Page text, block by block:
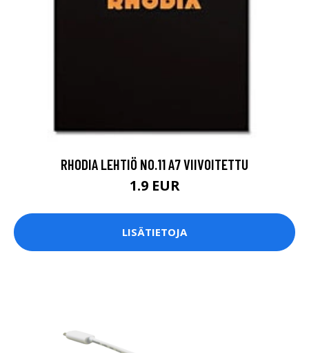
RHODIA LEHTIÖ NO.11 A7 VIIVOITETTU
1.9 EUR
LISÄTIETOJA